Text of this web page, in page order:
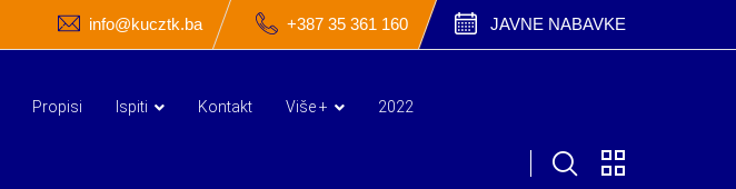
info@kucztk.ba +387 35 361 160 JAVNE NABAVKE
Propisi Ispiti Kontakt Više + 2022